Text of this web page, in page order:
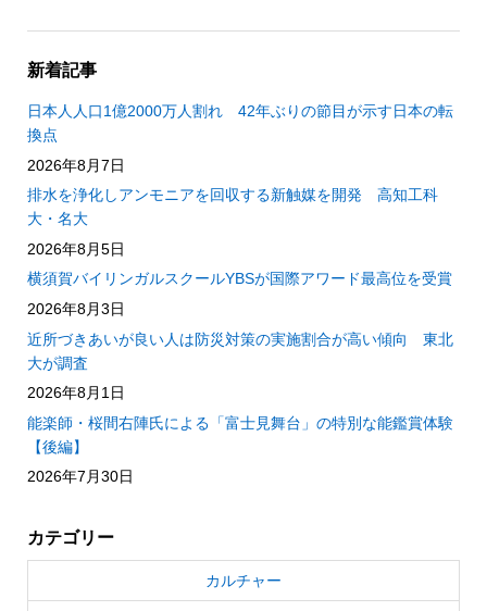
新着記事
日本人人口1億2000万人割れ 42年ぶりの節目が示す日本の転
換点
2026年8月7日
排水を浄化しアンモニアを回収する新触媒を開発 高知工科
大・名大
2026年8月5日
横須賀バイリンガルスクールYBSが国際アワード最高位を受賞
2026年8月3日
近所づきあいが良い人は防災対策の実施割合が高い傾向 東北
大が調査
2026年8月1日
能楽師・桜間右陣氏による「富士見舞台」の特別な能鑑賞体験
【後編】
2026年7月30日
カテゴリー
カルチャー